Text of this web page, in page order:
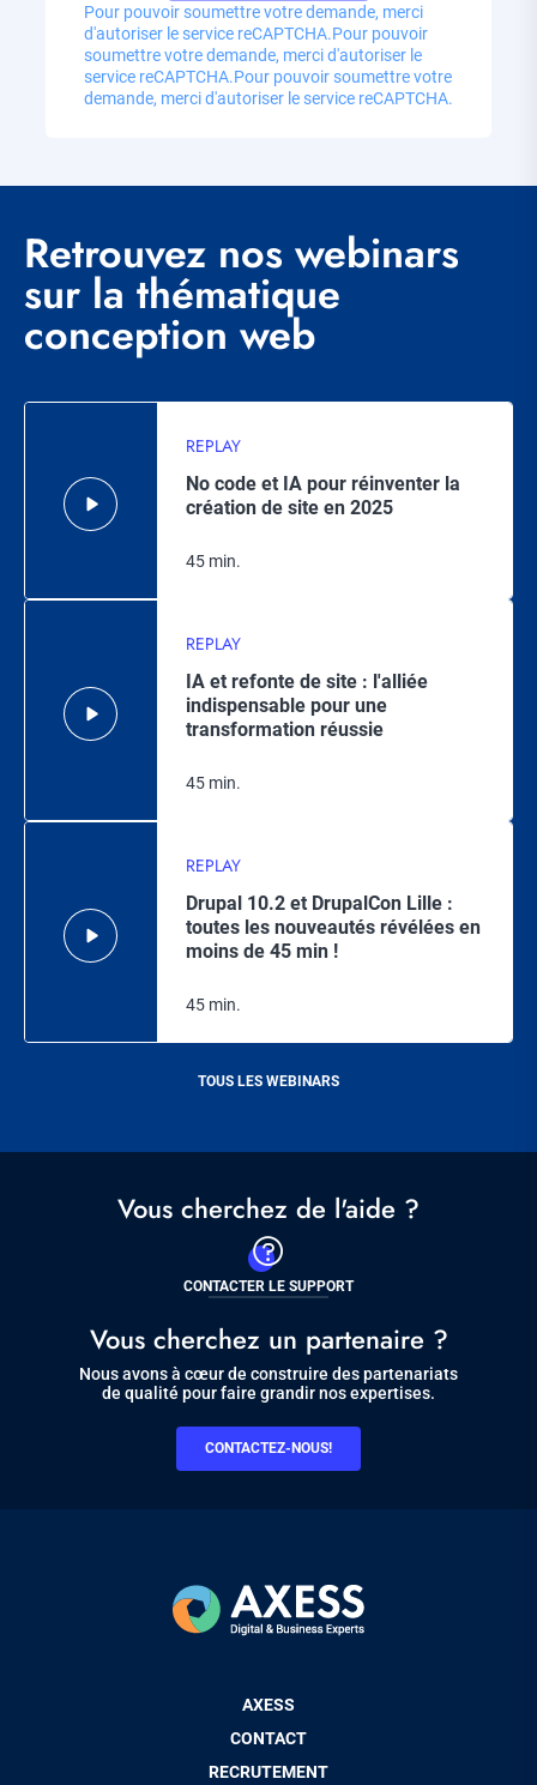
Pour pouvoir soumettre votre demande, merci
d'autoriser le service reCAPTCHA.Pour pouvoir
soumettre votre demande, merci d'autoriser le
service reCAPTCHA.Pour pouvoir soumettre votre
demande, merci d'autoriser le service reCAPTCHA.
Retrouvez nos webinars
sur la thématique
conception web
TOUS LES WEBINARS
REPLAY
No code et IA pour réinventer la
création de site en 2025
45 min.
REPLAY
IA et refonte de site : l'alliée
indispensable pour une
transformation réussie
45 min.
REPLAY
Drupal 10.2 et DrupalCon Lille :
toutes les nouveautés révélées en
moins de 45 min !
45 min.
Vous cherchez de l'aide ?
CONTACTER LE SUPPORT
Vous cherchez un partenaire ?
Nous avons à cœur de construire des partenariats
de qualité pour faire grandir nos expertises.
CONTACTEZ-NOUS!
AXESS
CONTACT
RECRUTEMENT